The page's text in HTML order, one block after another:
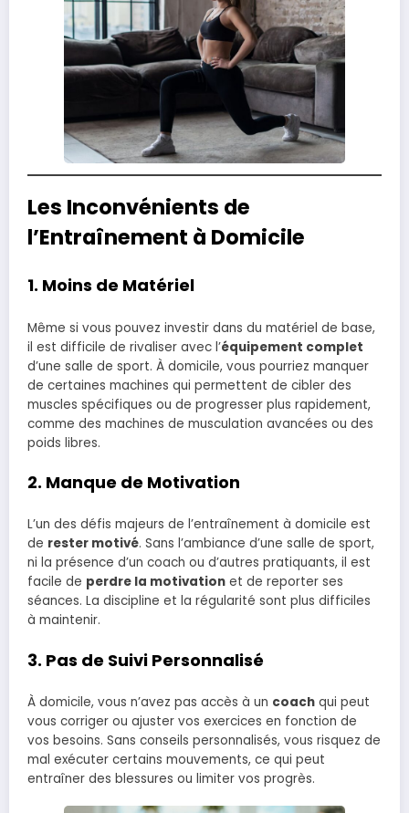
Les Inconvénients de
l’Entraînement à Domicile
1. Moins de Matériel
Même si vous pouvez investir dans du matériel de base,
il est difficile de rivaliser avec l’équipement complet
d’une salle de sport. À domicile, vous pourriez manquer
de certaines machines qui permettent de cibler des
muscles spécifiques ou de progresser plus rapidement,
comme des machines de musculation avancées ou des
poids libres.
2. Manque de Motivation
L’un des défis majeurs de l’entraînement à domicile est
de rester motivé. Sans l’ambiance d’une salle de sport,
ni la présence d’un coach ou d’autres pratiquants, il est
facile de perdre la motivation et de reporter ses
séances. La discipline et la régularité sont plus difficiles
à maintenir.
3. Pas de Suivi Personnalisé
À domicile, vous n’avez pas accès à un coach qui peut
vous corriger ou ajuster vos exercices en fonction de
vos besoins. Sans conseils personnalisés, vous risquez de
mal exécuter certains mouvements, ce qui peut
entraîner des blessures ou limiter vos progrès.